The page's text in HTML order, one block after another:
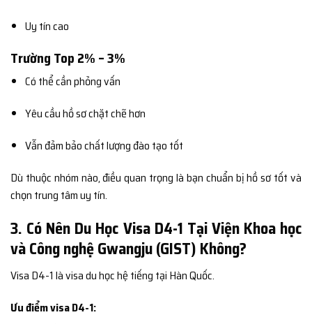
Uy tín cao
Trường Top 2% – 3%
Có thể cần phỏng vấn
Yêu cầu hồ sơ chặt chẽ hơn
Vẫn đảm bảo chất lượng đào tạo tốt
Dù thuộc nhóm nào, điều quan trọng là bạn chuẩn bị hồ sơ tốt và
chọn trung tâm uy tín.
3. Có Nên Du Học Visa D4-1 Tại Viện Khoa học
và Công nghệ Gwangju (GIST) Không?
Visa D4-1 là visa du học hệ tiếng tại Hàn Quốc.
Ưu điểm visa D4-1: